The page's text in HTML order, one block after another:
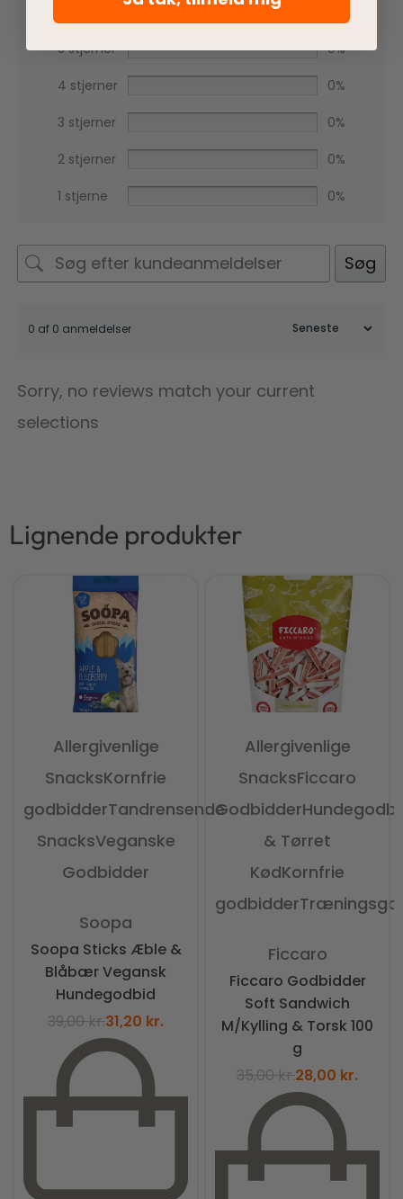
5 stjerner 0%
4 stjerner 0%
3 stjerner 0%
2 stjerner 0%
1 stjerne 0%
Søg
0 af 0 anmeldelser
Sorry, no reviews match your current
selections
Lignende produkter
Allergivenlige
SnacksKornfrie
godbidderTandrensende
SnacksVeganske
Godbidder
Soopa
Soopa Sticks Æble &
Blåbær Vegansk
Hundegodbid
39,00kr.31,20 kr.
Allergivenlige
SnacksFiccaro
Godbidder
& Tørret
KødKornfrie
godbidder
Ficcaro
Ficcaro Godbidder
Soft Sandwich
M/Kylling & Torsk 100
g
35,00kr.28,00 kr.